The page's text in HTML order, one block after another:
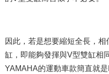
因此，若是想要縮短全長，
缸，即能夠發揮與V型雙缸相
YAMAHA的運動車款簡直就是